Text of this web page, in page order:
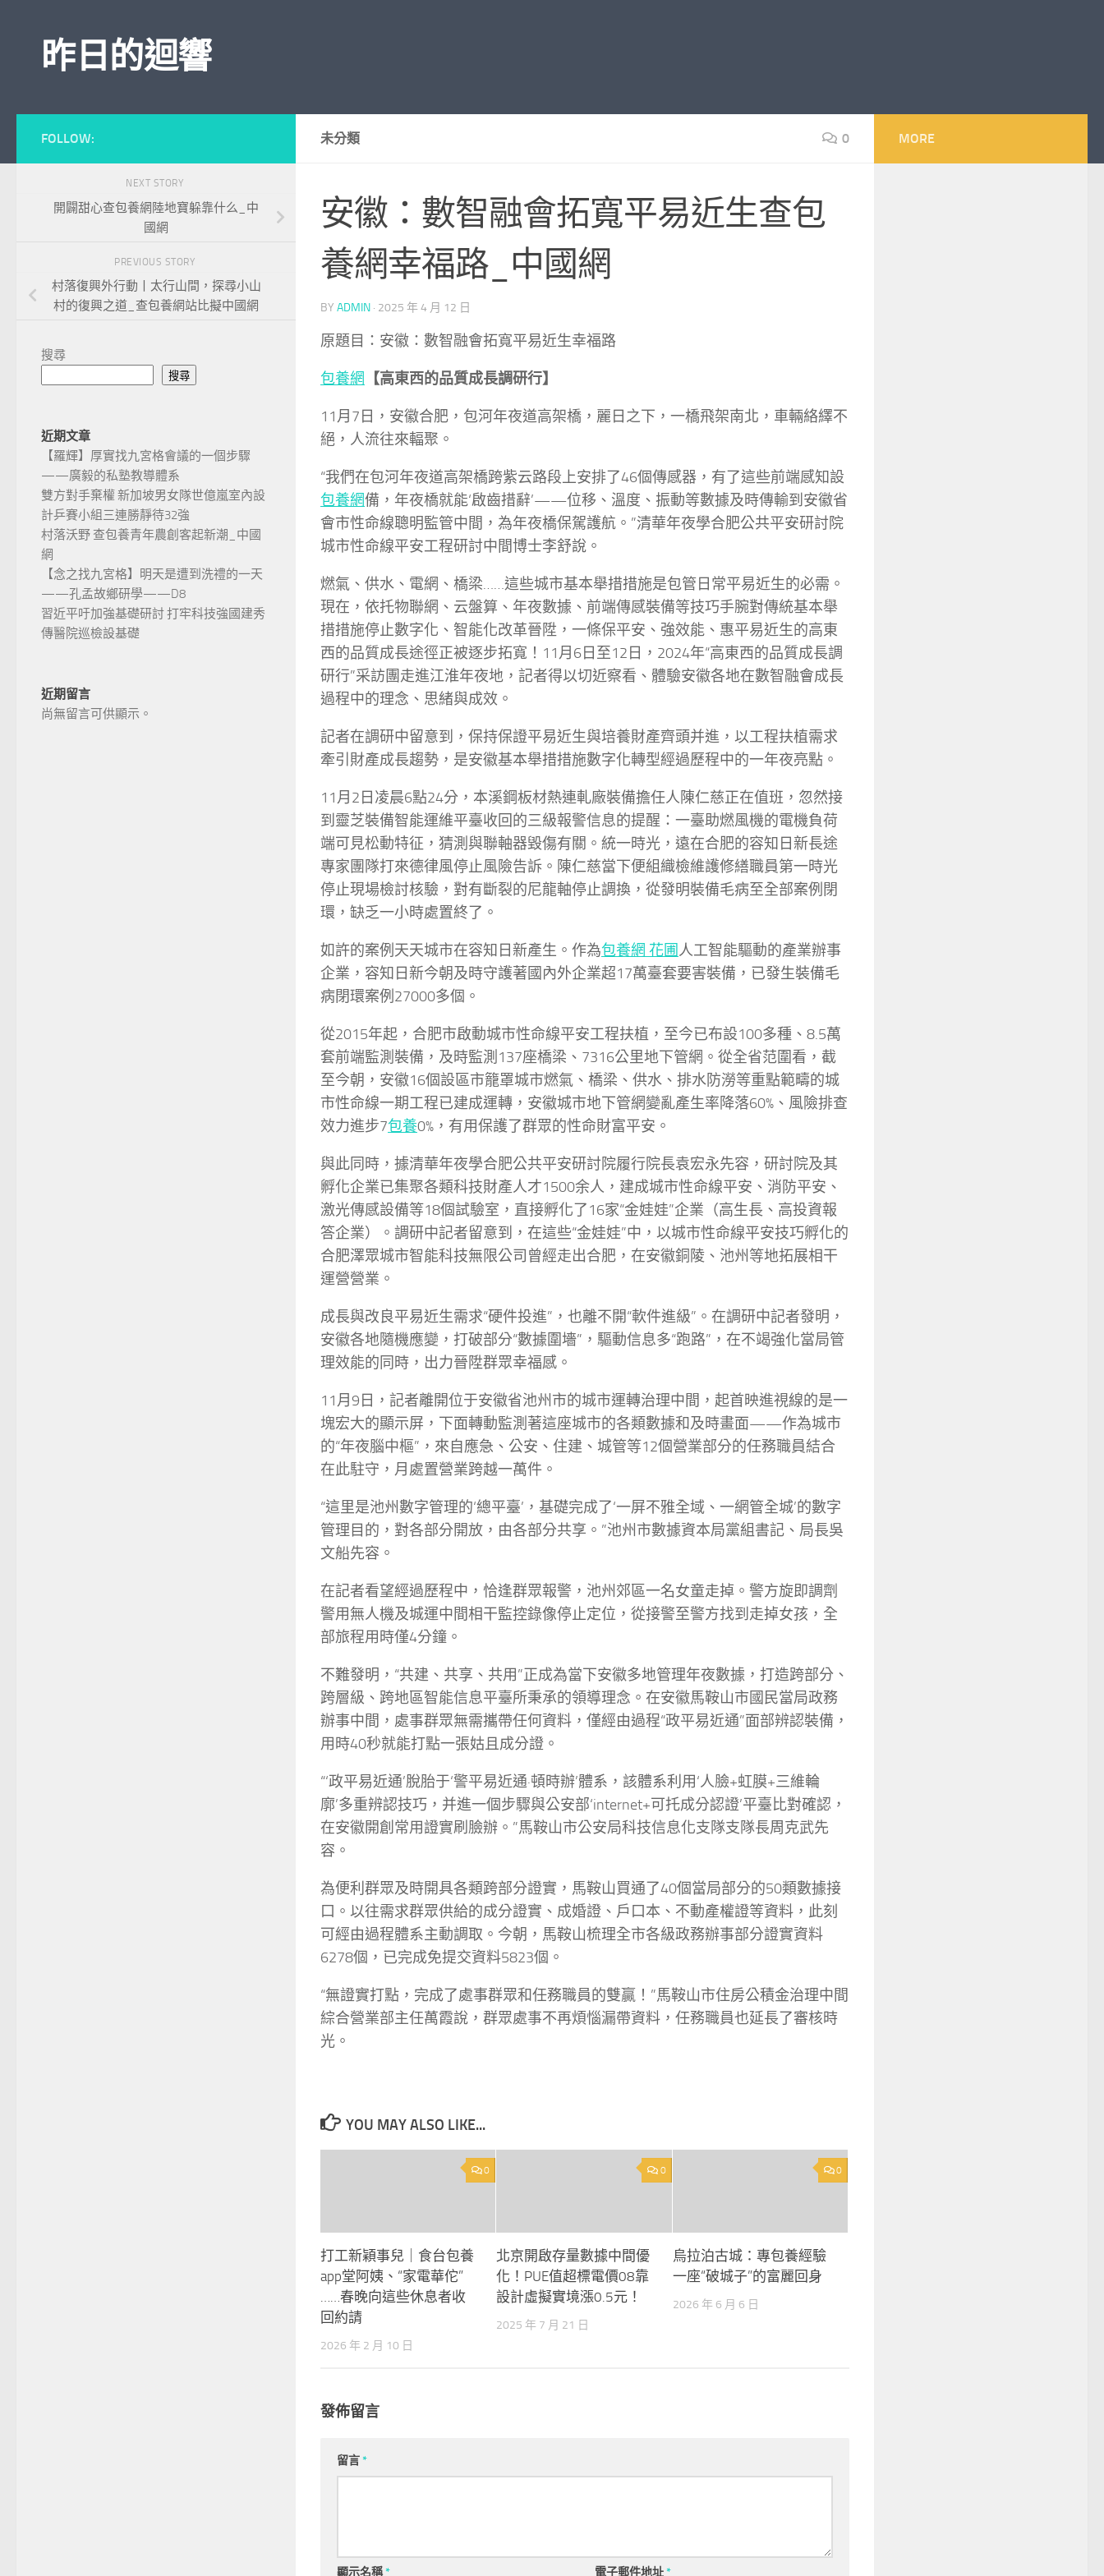
昨日的迴響
未分類 0
安徽：數智融會拓寬平易近生查包
養網幸福路_中國網
BY ADMIN · 2025 年 4 月 12 日
原題目：安徽：數智融會拓寬平易近生幸福路
包養網 【高東西的品質成長調研行】
11月7日，安徽合肥，包河年夜道高架橋，麗日之下，一橋飛架南北，車輛絡繹不
絕，人流往來輻聚。
“我們在包河年夜道高架橋跨紫云路段上安排了46個傳感器，有了這些前端感知設
包養網備，年夜橋就能‘啟齒措辭’——位移、溫度、振動等數據及時傳輸到安徽省
會市性命線聰明監管中間，為年夜橋保駕護航。”清華年夜學合肥公共平安研討院
城市性命線平安工程研討中間博士李舒說。
燃氣、供水、電網、橋梁……這些城市基本舉措措施是包管日常平易近生的必需。
現在，依托物聯網、云盤算、年夜數據、前端傳感裝備等技巧手腕對傳統基本舉
措措施停止數字化、智能化改革晉陞，一條保平安、強效能、惠平易近生的高東
西的品質成長途徑正被逐步拓寬！11月6日至12日，2024年“高東西的品質成長調
研行”采訪團走進江淮年夜地，記者得以切近察看、體驗安徽各地在數智融會成長
過程中的理念、思緒與成效。
記者在調研中留意到，保持保證平易近生與培養財產齊頭并進，以工程扶植需求
牽引財產成長趨勢，是安徽基本舉措措施數字化轉型經過歷程中的一年夜亮點。
11月2日凌晨6點24分，本溪鋼板材熱連軋廠裝備擔任人陳仁慈正在值班，忽然接
到靈芝裝備智能運維平臺收回的三級報警信息的提醒：一臺助燃風機的電機負荷
端可見松動特征，猜測與聯軸器毀傷有關。統一時光，遠在合肥的容知日新長途
專家團隊打來德律風停止風險告訴。陳仁慈當下便組織檢維護修繕職員第一時光
停止現場檢討核驗，對有斷裂的尼龍軸停止調換，從發明裝備毛病至全部案例閉
環，缺乏一小時處置終了。
如許的案例天天城市在容知日新產生。作為包養網 花圃人工智能驅動的產業辦事
企業，容知日新今朝及時守護著國內外企業超17萬臺套要害裝備，已發生裝備毛
病閉環案例27000多個。
從2015年起，合肥市啟動城市性命線平安工程扶植，至今已布設100多種、8.5萬
套前端監測裝備，及時監測137座橋梁、7316公里地下管網。從全省范圍看，截
至今朝，安徽16個設區市籠罩城市燃氣、橋梁、供水、排水防澇等重點範疇的城
市性命線一期工程已建成運轉，安徽城市地下管網變亂產生率降落60%、風險排查
效力進步7包養0%，有用保護了群眾的性命財富平安。
與此同時，據清華年夜學合肥公共平安研討院履行院長袁宏永先容，研討院及其
孵化企業已集聚各類科技財產人才1500余人，建成城市性命線平安、消防平安、
激光傳感設備等18個試驗室，直接孵化了16家“金娃娃”企業（高生長、高投資報
答企業）。調研中記者留意到，在這些“金娃娃”中，以城市性命線平安技巧孵化的
合肥澤眾城市智能科技無限公司曾經走出合肥，在安徽銅陵、池州等地拓展相干
運營營業。
成長與改良平易近生需求“硬件投進”，也離不開“軟件進級”。在調研中記者發明，
安徽各地隨機應變，打破部分“數據圍墻”，驅動信息多“跑路”，在不竭強化當局管
理效能的同時，出力晉陞群眾幸福感。
11月9日，記者離開位于安徽省池州市的城市運轉治理中間，起首映進視線的是一
塊宏大的顯示屏，下面轉動監測著這座城市的各類數據和及時畫面——作為城市
的“年夜腦中樞”，來自應急、公安、住建、城管等12個營業部分的任務職員結合
在此駐守，月處置營業跨越一萬件。
“這里是池州數字管理的‘總平臺’，基礎完成了‘一屏不雅全域、一網管全城’的數字
管理目的，對各部分開放，由各部分共享。”池州市數據資本局黨組書記、局長吳
文船先容。
在記者看望經過歷程中，恰逢群眾報警，池州郊區一名女童走掉。警方旋即調劑
警用無人機及城運中間相干監控錄像停止定位，從接警至警方找到走掉女孩，全
部旅程用時僅4分鐘。
不難發明，“共建、共享、共用”正成為當下安徽多地管理年夜數據，打造跨部分、
跨層級、跨地區智能信息平臺所秉承的領導理念。在安徽馬鞍山市國民當局政務
辦事中間，處事群眾無需攜帶任何資料，僅經由過程“政平易近通”面部辨認裝備，
用時40秒就能打點一張姑且成分證。
“‘政平易近通’脫胎于‘警平易近通·頓時辦’體系，該體系利用‘人臉+虹膜+三維輪
廓’多重辨認技巧，并進一個步驟與公安部‘internet+可托成分認證’平臺比對確認，
在安徽開創常用證實刷臉辦。”馬鞍山市公安局科技信息化支隊支隊長周克武先
容。
為便利群眾及時開具各類跨部分證實，馬鞍山買通了40個當局部分的50類數據接
口。以往需求群眾供給的成分證實、成婚證、戶口本、不動產權證等資料，此刻
可經由過程體系主動調取。今朝，馬鞍山梳理全市各級政務辦事部分證實資料
6278個，已完成免提交資料5823個。
“無證實打點，完成了處事群眾和任務職員的雙贏！”馬鞍山市住房公積金治理中間
綜合營業部主任萬霞說，群眾處事不再煩惱漏帶資料，任務職員也延長了審核時
光。
YOU MAY ALSO LIKE...
0
打工新穎事兒｜食台包養
app堂阿姨、“家電華佗”
……春晚向這些休息者收
回約請
2026 年 2 月 10 日
0
北京開啟存量數據中間優
化！PUE值超標電價08靠
設計虛擬實境漲0.5元！
2025 年 7 月 21 日
0
烏拉泊古城：專包養經驗
一座“破城子”的富麗回身
2026 年 6 月 6 日
發佈留言
留言*
顯示名稱* 電子郵件地址*
FOLLOW:
NEXT STORY
開闢甜心查包養網陸地寶躲靠什么_中
國網
PREVIOUS STORY
村落復興外行動丨太行山間，探尋小山
村的復興之道_查包養網站比擬中國網
搜尋
搜尋
近期文章
【羅輝】厚實找九宮格會議的一個步驟
——廣毅的私塾教導體系
雙方對手棄權 新加坡男女隊世億嵐室內設
計乒賽小組三連勝靜待32強
村落沃野 查包養青年農創客起新潮_中國
網
【念之找九宮格】明天是遭到洗禮的一天
——孔孟故鄉研學——D8
習近平吁加強基礎研討 打牢科技強國建秀
傳醫院巡檢設基礎
近期留言
尚無留言可供顯示。
MORE